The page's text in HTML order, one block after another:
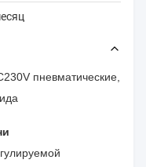
пневматические,